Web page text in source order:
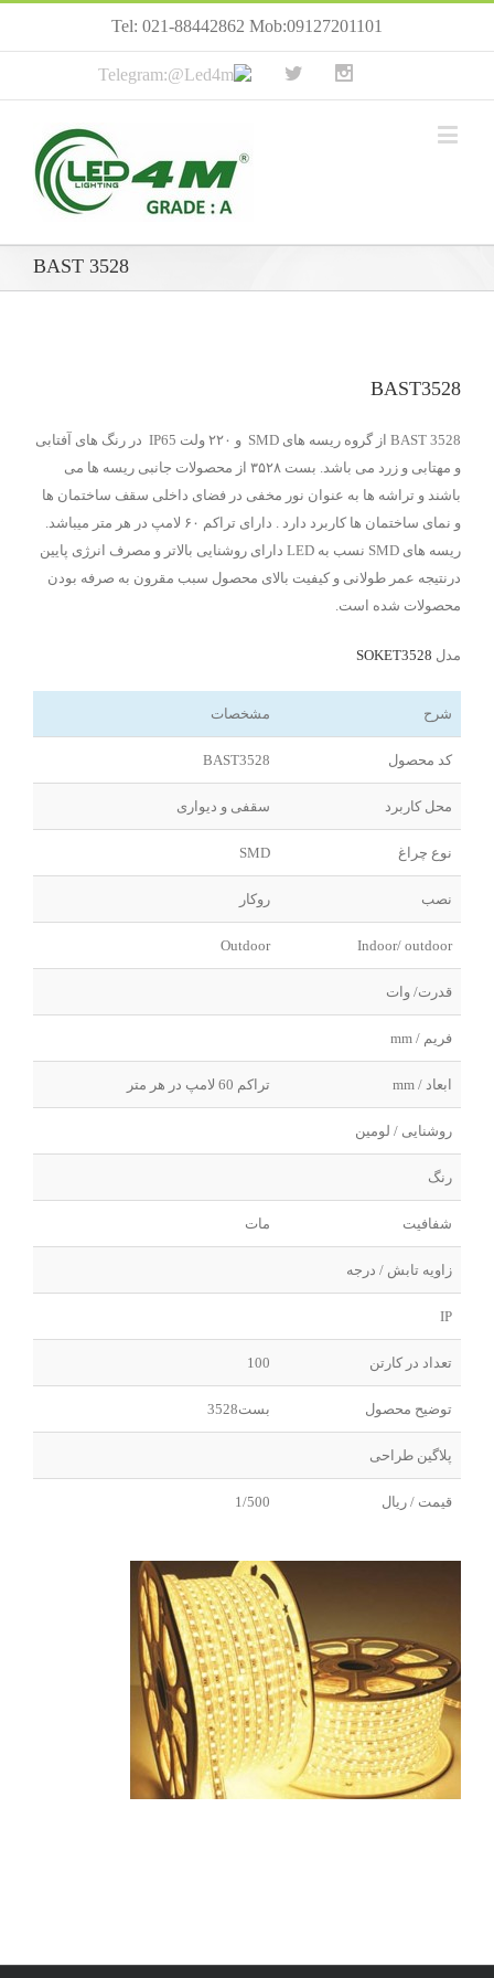
Tel: 021-88442862 Mob:09127201101
BAST 3528
BAST3528
BAST 3528 از گروه ریسه های SMD و ۲۲۰ ولت IP65 در رنگ های آفتابی
و مهتابی و زرد می باشد. بست ۳۵۲۸ از محصولات جانبی ریسه ها می
باشند و تراشه ها به عنوان نور مخفی در فضای داخلی سقف ساختمان ها
و نمای ساختمان ها کاربرد دارد . دارای تراکم ۶۰ لامپ در هر متر میباشد.
ریسه های SMD نسب به LED دارای روشنایی بالاتر و مصرف انرژی پایین
درنتیجه عمر طولانی و کیفیت بالای محصول سبب مقرون به صرفه بودن
محصولات شده است.
مدل SOKET3528
شرح مشخصات
کد محصول BAST3528
محل کاربرد سقفی و دیواری
نوع چراغ SMD
نصب روکار
Indoor/ outdoor
Outdoor
قدرت/ وات
فریم / mm
ابعاد / mm تراکم 60 لامپ در هر متر
روشنایی / لومین
رنگ
شفافیت مات
زاویه تابش / درجه
IP
تعداد در کارتن 100
توضیح محصول بست3528
پلاگین طراحی
قیمت / ریال 1/500